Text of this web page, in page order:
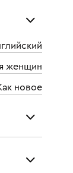
6 шт
Круглая
женщин
новое
и
цвет,